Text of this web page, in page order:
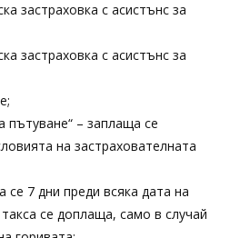
застраховка с асистънс за
застраховка с асистънс за
пътуване“ – заплаща се
на застрахователната
се 7 дни преди всяка дата на
се доплаща, само в случай